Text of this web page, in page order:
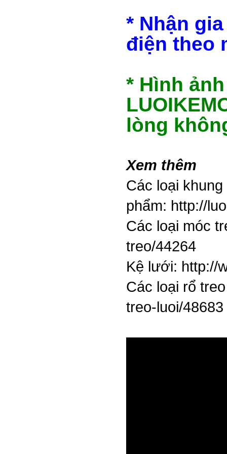
* Nhận
điện theo
* Hình
lòng
Xem thêm
Các loại
phẩm: http://
Các loại móc
treo/44264
Kệ lưới: http://
Các loại rổ
treo-luoi/48683